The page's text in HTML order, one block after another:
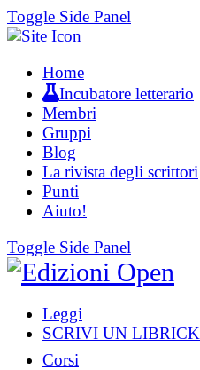
Toggle Side Panel
Home
Incubatore letterario
Membri
Gruppi
Blog
La rivista degli scrittori
Punti
Aiuto!
Toggle Side Panel
Leggi
SCRIVI UN LIBRICK
Corsi